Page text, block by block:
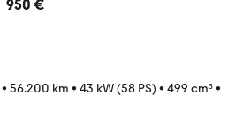
950 €
• 56.200 km • 43 kW (58 PS) • 499 cm³•